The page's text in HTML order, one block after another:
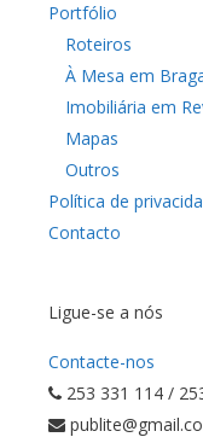
Portfólio
Roteiros
À Mesa em
Imobiliária em
Mapas
Outros
Política de
Contacto
Ligue-se a nós
Contacte-nos
253 331 114 /